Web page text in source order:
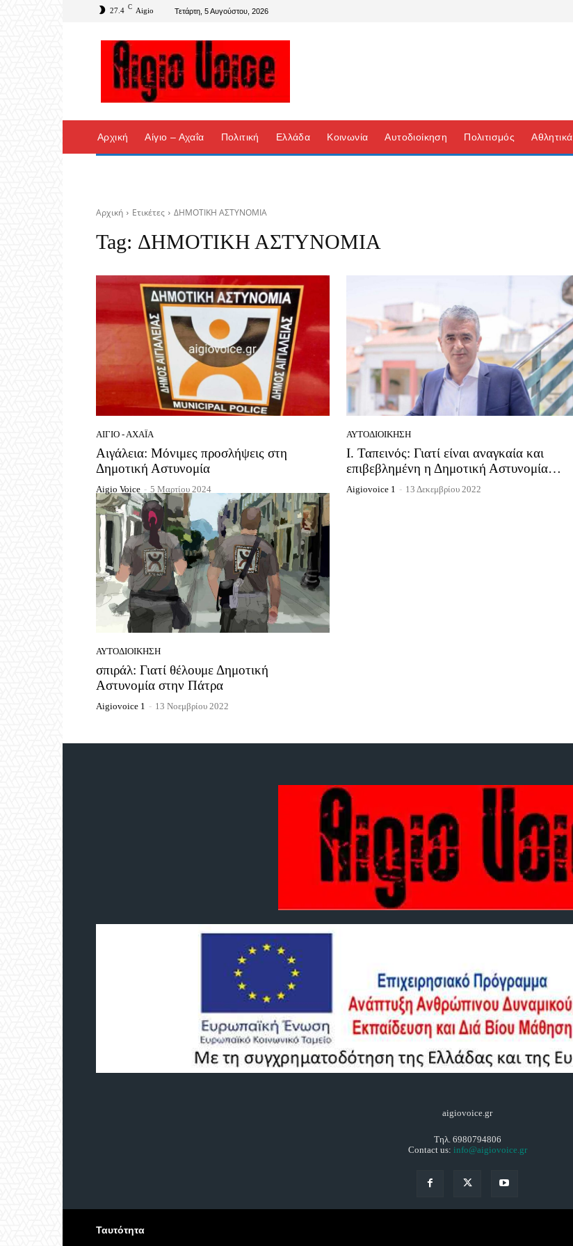
27.4 C Aigio Τετάρτη, 5 Αυγούστου, 2026
Αρχική Αίγιο – Αχαΐα Πολιτική Ελλάδα Κοινωνία Αυτοδιοίκηση Πολιτισμός Αθλητικά
Αρχική Ετικέτες ΔΗΜΟΤΙΚΗ ΑΣΤΥΝΟΜΙΑ
Tag: ΔΗΜΟΤΙΚΗ ΑΣΤΥΝΟΜΙΑ
ΑΊΓΙΟ - ΑΧΑΪ́Α
Αιγάλεια: Μόνιμες προσλήψεις στη
Δημοτική Αστυνομία
Aigio Voice - 5 Μαρτίου 2024
ΑΥΤΟΔΙΟΊΚΗΣΗ
Ι. Ταπεινός: Γιατί είναι αναγκαία και
επιβεβλημένη η Δημοτική Αστυνομία…
Aigiovoice 1 - 13 Δεκεμβρίου 2022
ΑΥΤΟΔΙΟΊΚΗΣΗ
σπιράλ: Γιατί θέλουμε Δημοτική
Αστυνομία στην Πάτρα
Aigiovoice 1 - 13 Νοεμβρίου 2022
aigiovoice.gr
Τηλ. 6980794806
Contact us: info@aigiovoice.gr
Ταυτότητα